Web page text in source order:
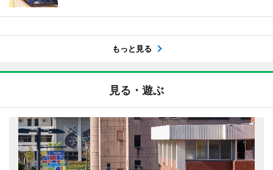
もっと見る
見る・遊ぶ